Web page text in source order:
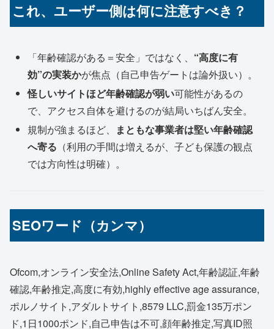
これ、ユーザー側は何に注意すべき？
「年齢確認がある＝安全」ではなく、 “高度に有
効”の実装かが焦点（自己申告ゲートは論外扱い）。
怪しいサイトほど年齢確認が弱い可能性があるの
で、アクセス自体を避けるのが結局いちばん安全。
規制が強まるほど、
まともな事業者は堅い年齢確認
へ寄る （利用の手間は増えるが、子ども保護の観点
では方向性は明確）。
SEOワード（カンマ）
Ofcom,オンライン安全法,Online Safety Act,年齢認証,年齢
確認,年齢推定,高度に有効,highly effective age assurance,
ポルノサイト,アダルトサイト,8579 LLC,罰金135万ポン
ド,1日1000ポンド,自己申告は不可,顔年齢推定,写真ID照